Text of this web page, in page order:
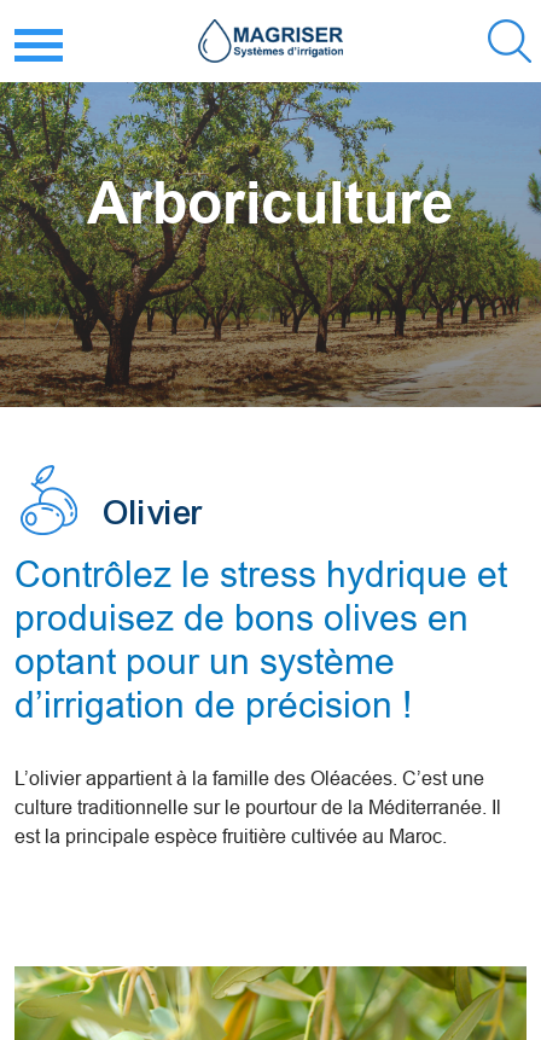
Arboriculture
Olivier
Contrôlez le stress hydrique et
produisez de bons olives en
optant pour un système
d’irrigation de précision !
L’olivier appartient à la famille des Oléacées. C’est une
culture traditionnelle sur le pourtour de la Méditerranée. Il
est la principale espèce fruitière cultivée au Maroc.